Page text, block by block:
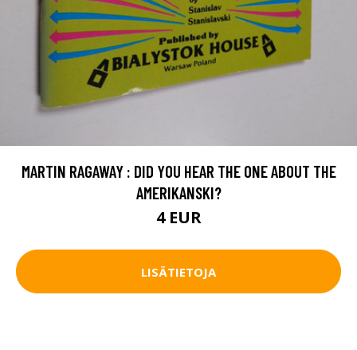
MARTIN RAGAWAY : DID YOU HEAR THE ONE ABOUT THE
AMERIKANSKI?
4 EUR
LISÄTIETOJA